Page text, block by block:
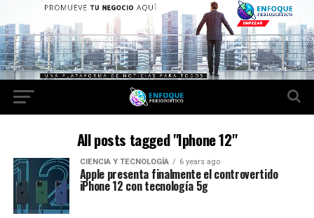
All posts tagged "Iphone 12"
CIENCIA Y TECNOLOGÍA 6 years ago
Apple presenta finalmente el controvertido
iPhone 12 con tecnología 5g